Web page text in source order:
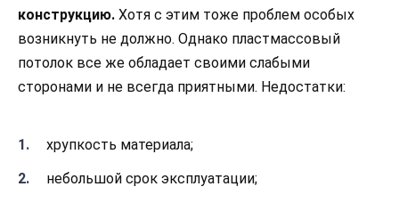
конструкцию. Хотя с этим тоже проблем особых
возникнуть не должно. Однако пластмассовый
потолок все же обладает своими слабыми
сторонами и не всегда приятными. Недостатки:
хрупкость материала;
небольшой срок эксплуатации;